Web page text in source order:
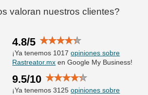
valoran nuestros clientes?
4.8/5
¡Ya tenemos 1017opiniones sobre
Rastreator.mx en Google My Business!
9.5/10
¡Ya tenemos 3125opiniones sobre